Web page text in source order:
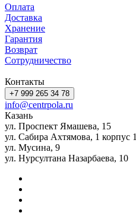
Оплата
Доставка
Хранение
Гарантия
Возврат
Сотрудничество
Контакты
+7 999 265 34 78
info@centrpola.ru
Казань
ул. Проспект Ямашева, 15
ул. Сабира Ахтямова, 1 корпус 1
ул. Мусина, 9
ул. Нурсултана Назарбаева, 10